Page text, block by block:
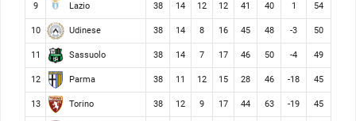
9 Lazio 38 14 12 12 41 40 1 54
10 Udinese 38 14 8 16 45 48 -3 50
11 Sassuolo 38 14 7 17 46 50 -4 49
12 Parma 38 11 12 15 28 46 -18 45
13 Torino 38 12 9 17 44 63 -19 45